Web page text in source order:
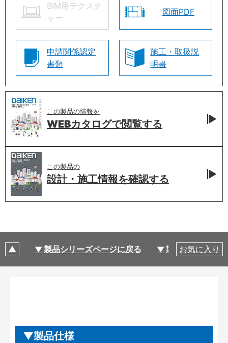
BIM用テクスチ
ャー
図面PDF
申請関係認定
書類
施工・取扱説
明書
この製品の情報を
WEBカタログで閲覧する
この製品の
設計・施工情報を確認する
製品シリーズページに戻る 製品仕様
お気に入り
製品仕様